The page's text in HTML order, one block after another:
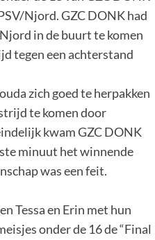
Njord. GZC DONK had
in de buurt te komen
tegen een achterstand
zich goed te herpakken
te komen door
kwam GZC DONK
minuut het winnende
was een feit.
Tessa en Erin met hun
onder de 16 de “Final